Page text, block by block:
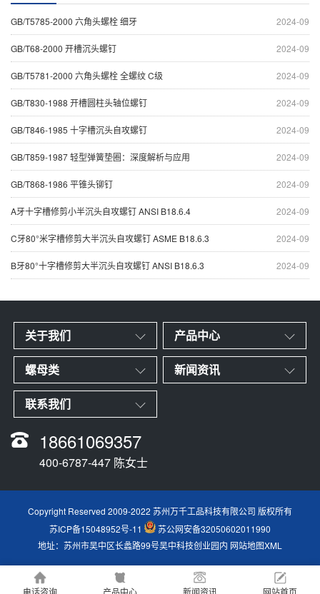
2024-09
GB/T5785-2000 六角头螺栓 细牙
2024-09
GB/T68-2000 开槽沉头螺钉
2024-09
GB/T5781-2000 六角头螺栓 全螺纹 C级
2024-09
GB/T830-1988 开槽圆柱头轴位螺钉
2024-09
GB/T846-1985 十字槽沉头自攻螺钉
2024-09
GB/T859-1987 轻型弹簧垫圈：深度解析与应用
2024-09
GB/T868-1986 平锥头铆钉
2024-09
A牙十字槽修剪小半沉头自攻螺钉 ANSI B18.6.4
2024-09
C牙80°米字槽修剪大半沉头自攻螺钉 ASME B18.6.3
2024-09
B牙80°十字槽修剪大半沉头自攻螺钉 ANSI B18.6.3
关于我们 产品中心
螺母类 新闻资讯
联系我们
18661069357
400-6787-447 陈女士
Copyright Reserved 2009-2022 苏州万千工品科技有限公司 版权所有
苏ICP备15048952号-11
苏公网安备32050602011990
地址：苏州市吴中区长蠡路99号吴中科技创业园内 网站地图XML
电话咨询 产品中心 新闻资讯 网站首页